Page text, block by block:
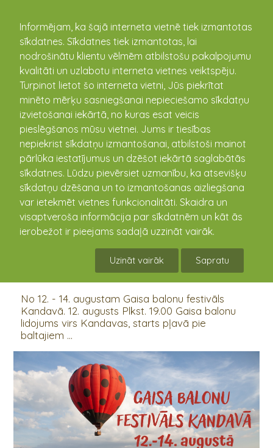
Informējam, ka šajā interneta vietnē tiek izmantotas
sīkdatnes. Sīkdatnes tiek izmantotas, lai
nodrošinātu klientu vēlmēm atbilstošu pakalpojumu
kvalitāti un uzlabotu interneta vietnes veiktspēju.
Turpinot lietot šo interneta vietni, Jūs piekrītat
minēto mērķu sasniegšanai nepieciešamo sīkdatņu
izvietošanai iekārtā, no kuras esat veicis
pieslēgšanos mūsu vietnei. Jums ir tiesības
nepiekrist sīkdatņu izmantošanai, atbilstoši mainot
pārlūka iestatījumus un dzēšot iekārtā saglabātās
sīkdatnes. Lūdzu pievērsiet uzmanību, ka atsevišķu
sīkdatņu dzēšana un to izmantošanas aizliegšana
var ietekmēt vietnes funkcionalitāti. Skaidra un
visaptveroša informācija par sīkdatnēm un kāt ās
ierobežot ir pieejams sadaļā uzzināt vairāk.
Uzināt vairāk Sapratu
kandava.lv
PASĀKUMU
KALENDĀRS
Gaisa balonu festivāls Kandavā 2022
No 12. - 14. augustam Gaisa balonu festivāls
Kandavā. 12. augusts Plkst. 19.00 Gaisa balonu
lidojums virs Kandavas, starts pļavā pie
baltajiem ...